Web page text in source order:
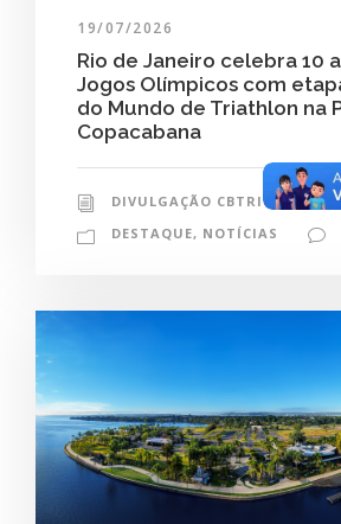
19/07/2026
Rio de Janeiro celebra 10
Jogos Olímpicos com
do Mundo de Triathlon na
Copacabana
DIVULGAÇÃO CBTRI
DESTAQUE, NOTÍCIAS